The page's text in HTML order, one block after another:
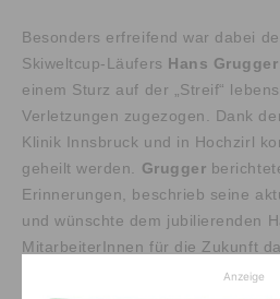
Besonders erfreifend war dabei
Skiweltcup-Läufers Hans Grugger
einem Sturz auf der „Streif“
Verletzungen zugezogen. Dank
Klinik Innsbruck und in Hochzirl
geheilt werden.
Grugger
Erinnerungen, beschrieb seine
und wünschte dem jubilierenden
MitarbeiterInnen für die Zukunft
Anzeige